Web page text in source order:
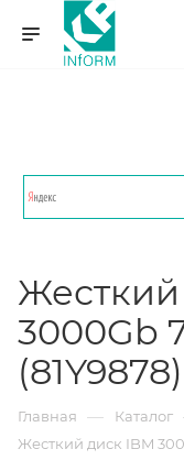
Жесткий
3000Gb
(81Y9878)
Главная — Каталог
Жесткий диск IBM